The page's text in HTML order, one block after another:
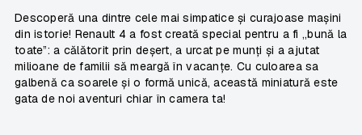
Descoperă una dintre cele mai simpatice și curajoase mașini
din istorie! Renault 4 a fost creată special pentru a fi „bună la
toate”: a călătorit prin deșert, a urcat pe munți și a ajutat
milioane de familii să meargă în vacanțe. Cu culoarea sa
galbenă ca soarele și o formă unică, această miniatură este
gata de noi aventuri chiar în camera ta!